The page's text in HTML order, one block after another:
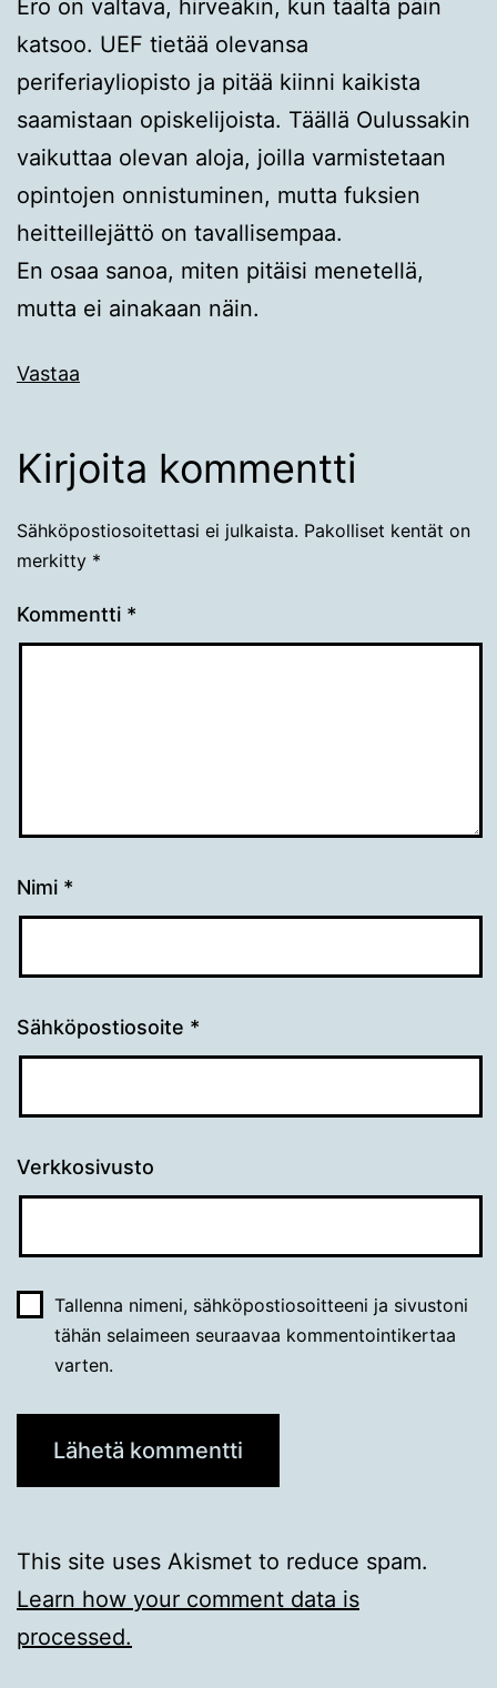
Ero on valtava, hirveäkin, kun täältä päin
katsoo. UEF tietää olevansa
periferiayliopisto ja pitää kiinni kaikista
saamistaan opiskelijoista. Täällä Oulussakin
vaikuttaa olevan aloja, joilla varmistetaan
opintojen onnistuminen, mutta fuksien
heitteillejättö on tavallisempaa.
En osaa sanoa, miten pitäisi menetellä,
mutta ei ainakaan näin.
Vastaa
Kirjoita kommentti
Sähköpostiosoitettasi ei julkaista. Pakolliset kentät on
merkitty *
Kommentti *
Nimi *
Sähköpostiosoite *
Verkkosivusto
Tallenna nimeni, sähköpostiosoitteeni ja sivustoni
tähän selaimeen seuraavaa kommentointikertaa
varten.
This site uses Akismet to reduce spam.
Learn how your comment data is
processed.